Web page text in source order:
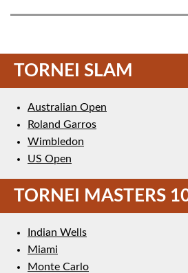
TORNEI SLAM
Australian Open
Roland Garros
Wimbledon
US Open
TORNEI MASTERS
Indian Wells
Miami
Monte Carlo